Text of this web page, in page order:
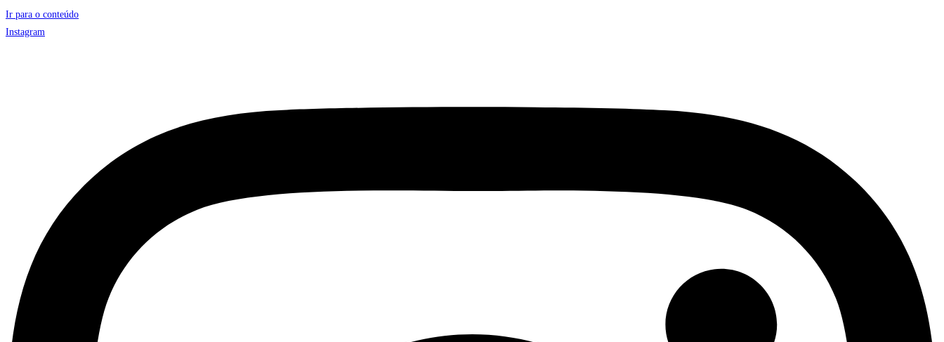
Ir para o conteúdo
Instagram